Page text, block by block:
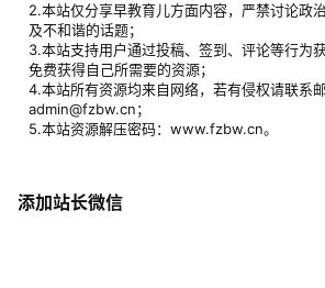
2.本站仅分享早教育儿方面内容，严禁讨论政
及不和谐的话题；
3.本站支持用户通过投稿、签到、评论等行为
免费获得自己所需要的资源；
4.本站所有资源均来自网络，若有侵权请联系邮
admin@fzbw.cn；
5.本站资源解压密码：www.fzbw.cn。
添加站长微信